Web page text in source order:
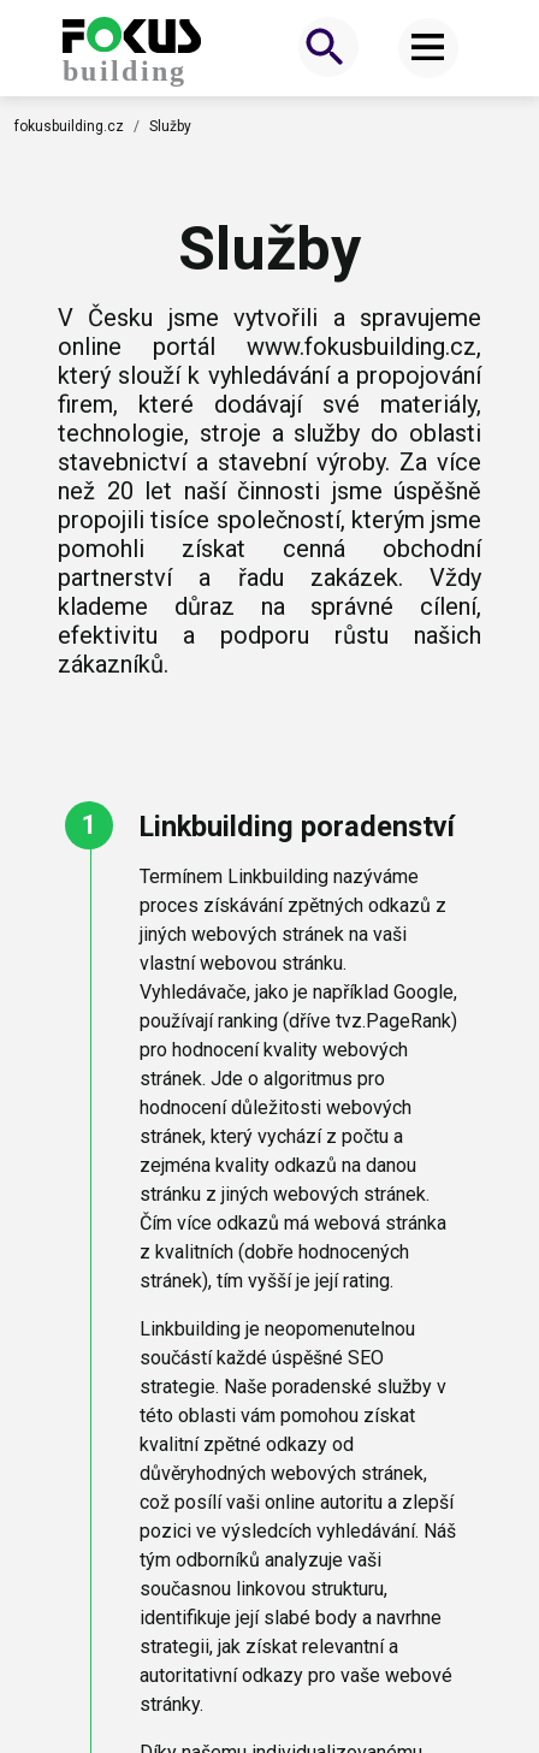
fokusbuilding.cz Služby
Služby
V Česku jsme vytvořili a spravujeme
online portál www.fokusbuilding.cz,
který slouží k vyhledávání a propojování
firem, které dodávají své materiály,
technologie, stroje a služby do oblasti
stavebnictví a stavební výroby. Za více
než 20 let naší činnosti jsme úspěšně
propojili tisíce společností, kterým jsme
pomohli získat cenná obchodní
partnerství a řadu zakázek. Vždy
klademe důraz na správné cílení,
efektivitu a podporu růstu našich
zákazníků.
Linkbuilding poradenství
Termínem Linkbuilding nazýváme
proces získávání zpětných odkazů z
jiných webových stránek na vaši
vlastní webovou stránku.
Vyhledávače, jako je například Google,
používají ranking (dříve tvz.PageRank)
pro hodnocení kvality webových
stránek. Jde o algoritmus pro
hodnocení důležitosti webových
stránek, který vychází z počtu a
zejména kvality odkazů na danou
stránku z jiných webových stránek.
Čím více odkazů má webová stránka
z kvalitních (dobře hodnocených
stránek), tím vyšší je její rating.
Linkbuilding je neopomenutelnou
součástí každé úspěšné SEO
strategie. Naše poradenské služby v
této oblasti vám pomohou získat
kvalitní zpětné odkazy od
důvěryhodných webových stránek,
což posílí vaši online autoritu a zlepší
pozici ve výsledcích vyhledávání. Náš
tým odborníků analyzuje vaši
současnou linkovou strukturu,
identifikuje její slabé body a navrhne
strategii, jak získat relevantní a
autoritativní odkazy pro vaše webové
stránky.